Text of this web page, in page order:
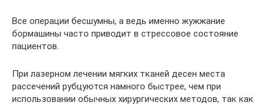
Все операции бесшумны, а ведь именно жужжание
бормашины часто приводит в стрессовое состояние
пациентов.
При лазерном лечении мягких тканей десен места
рассечений рубцуются намного быстрее, чем при
использовании обычных хирургических методов, так как